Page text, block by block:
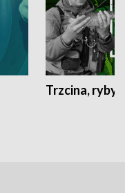
Trzcina, ryby